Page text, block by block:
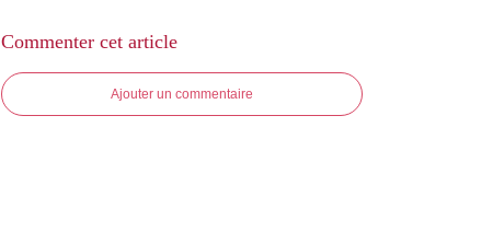
Commenter cet article
Ajouter un commentaire